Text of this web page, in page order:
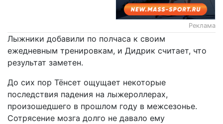
Реклама
Лыжники добавили по полчаса к своим
ежедневным тренировкам, и Дидрик считает, что
результат заметен.
До сих пор Тёнсет ощущает некоторые
последствия падения на лыжероллерах,
произошедшего в прошлом году в межсезонье.
Сотрясение мозга долго не давало ему